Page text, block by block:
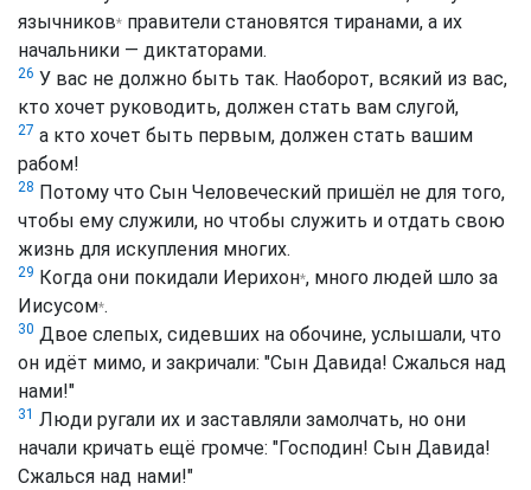
язычников* правители становятся тиранами, а их
начальники — диктаторами.
26 У вас не должно быть так. Наоборот, всякий из вас,
кто хочет руководить, должен стать вам слугой,
27 а кто хочет быть первым, должен стать вашим
рабом!
28 Потому что Сын Человеческий пришёл не для того,
чтобы ему служили, но чтобы служить и отдать свою
жизнь для искупления многих.
29 Когда они покидали Иерихон*, много людей шло за
Иисусом*.
30 Двое слепых, сидевших на обочине, услышали, что
он идёт мимо, и закричали: "Сын Давида! Сжалься над
нами!"
31 Люди ругали их и заставляли замолчать, но они
начали кричать ещё громче: "Господин! Сын Давида!
Сжалься над нами!"